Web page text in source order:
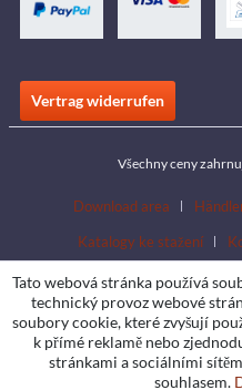
Vertrag widerrufen
Všechny ceny
Download area
Katalogy ke stažení
Tato webová stránka používá
technický provoz webové
soubory cookie, které zvyšují
k přímé reklamě nebo
stránkami a sociálními
souhlasem.